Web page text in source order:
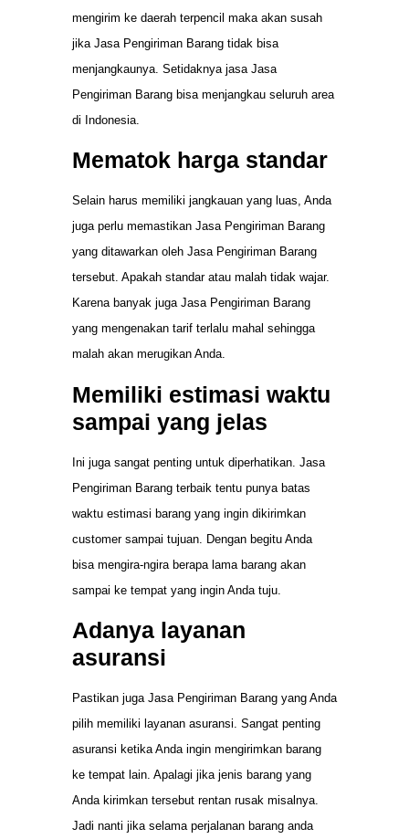
mengirim ke daerah terpencil maka akan susah
jika Jasa Pengiriman Barang tidak bisa
menjangkaunya. Setidaknya jasa Jasa
Pengiriman Barang bisa menjangkau seluruh area
di Indonesia.
Mematok harga standar
Selain harus memiliki jangkauan yang luas, Anda
juga perlu memastikan Jasa Pengiriman Barang
yang ditawarkan oleh Jasa Pengiriman Barang
tersebut. Apakah standar atau malah tidak wajar.
Karena banyak juga Jasa Pengiriman Barang
yang mengenakan tarif terlalu mahal sehingga
malah akan merugikan Anda.
Memiliki estimasi waktu
sampai yang jelas
Ini juga sangat penting untuk diperhatikan. Jasa
Pengiriman Barang terbaik tentu punya batas
waktu estimasi barang yang ingin dikirimkan
customer sampai tujuan. Dengan begitu Anda
bisa mengira-ngira berapa lama barang akan
sampai ke tempat yang ingin Anda tuju.
Adanya layanan
asuransi
Pastikan juga Jasa Pengiriman Barang yang Anda
pilih memiliki layanan asuransi. Sangat penting
asuransi ketika Anda ingin mengirimkan barang
ke tempat lain. Apalagi jika jenis barang yang
Anda kirimkan tersebut rentan rusak misalnya.
Jadi nanti jika selama perjalanan barang anda